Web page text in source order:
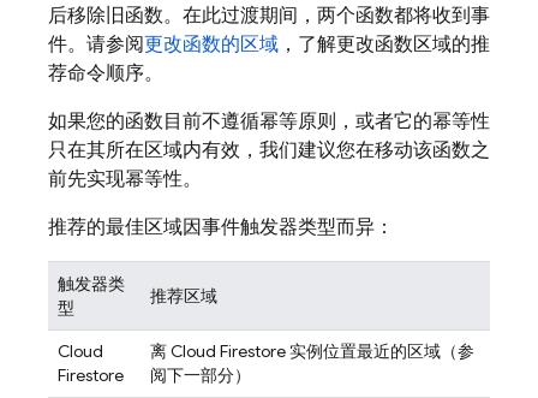
后移除旧函数。在此过渡期间，两个函数都将收到事
件。请参阅更改函数的区域 ，了解更改函数区域的推
荐命令顺序。
如果您的函数目前不遵循幂等原则，或者它的幂等性
只在其所在区域内有效，我们建议您在移动该函数之
前先实现幂等性。
推荐的最佳区域因事件触发器类型而异：
触发器类
型
推荐区域
Cloud
Firestore
离Cloud Firestore 实例位置最近的区域（参
阅下一部分）